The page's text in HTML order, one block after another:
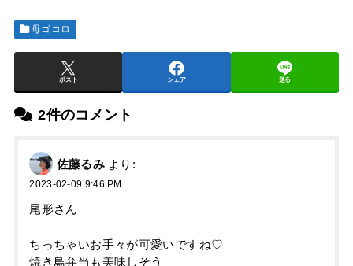
母ゴコロ
ポスト シェア 送る
2件のコメント
佐藤るみ より:
2023-02-09 9:46 PM
尾形さん
ちっちゃいお手々が可愛いですね♡
焼き鳥弁当も美味しそう